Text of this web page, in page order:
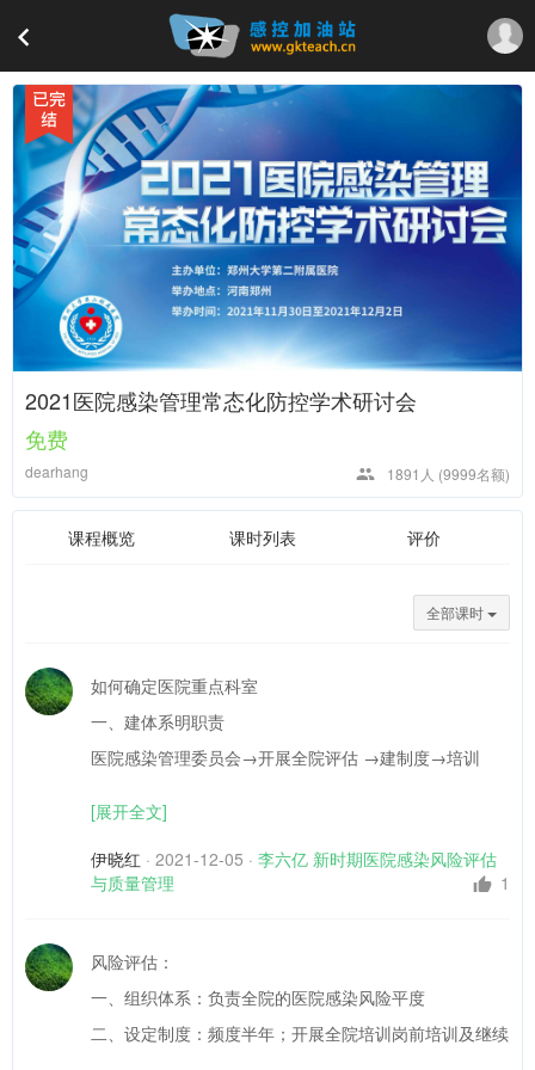
2021医院感染管理常态化防控学术研讨会
免费
dearhang 1891人 (9999名额)
课程概览 课时列表 评价
全部课时
如何确定医院重点科室
一、建体系明职责
医院感染管理委员会→开展全院评估 →建制度→培训
二、步骤
（一）风险识别
过程指标：总感染率、多重耐药菌感染流程、插管感染率
过程指标：器械使用率、缺乏手卫生（依从率低于某水
平）、手卫生方法不规范（正确率）
[展开全文]
伊晓红 · 2021-12-05 · 李六亿 新时期医院感染风险评估
与质量管理
1
风险评估：
一、组织体系：负责全院的医院感染风险平度
二、设定制度：频度半年；开展全院培训岗前培训及继续